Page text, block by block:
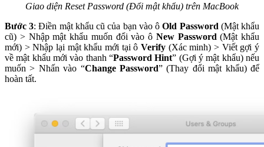
Giao diện Reset Password (Đổi mật khẩu) trên MacBook
Bước 3: Điền mật khẩu cũ của bạn vào ôOld Password (Mật khẩu
cũ) > Nhập mật khẩu muốn đổi vào ô New Password (Mật khẩu
mới) > Nhập lại mật khẩu mới tại ô Verify (Xác minh) > Viết gợi ý
về mật khẩu mới vào thanh “Password Hint” (Gợi ý mật khẩu) nếu
muốn > Nhấn vào “Change Password” (Thay đổi mật khẩu) để
hoàn tất.